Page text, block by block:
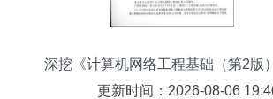
深挖《计算机网络工程基础（第2版
教材的实用之道
更新时间：2026-08-06